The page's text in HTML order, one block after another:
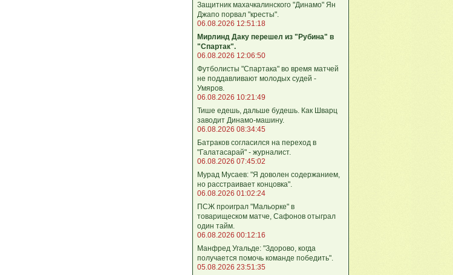
Защитник махачкалинского "Динамо" Ян
Джапо порвал "кресты".
06.08.2026 12:51:18
Мирлинд Даку перешел из "Рубина" в
"Спартак".
06.08.2026 12:06:50
Футболисты "Спартака" во время матчей
не поддавливают молодых судей -
Умяров.
06.08.2026 10:21:49
Тише едешь, дальше будешь. Как Шварц
заводит Динамо-машину.
06.08.2026 08:34:45
Батраков согласился на переход в
"Галатасарай" - журналист.
06.08.2026 07:45:02
Мурад Мусаев: "Я доволен содержанием,
но расстраивает концовка".
06.08.2026 01:02:24
ПСЖ проиграл "Мальорке" в
товарищеском матче, Сафонов отыграл
один тайм.
06.08.2026 00:12:16
Манфред Угальде: "Здорово, когда
получается помочь команде победить".
05.08.2026 23:51:35